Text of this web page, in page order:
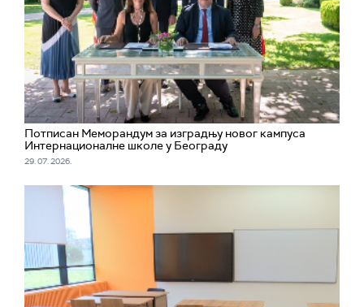
Потписан Меморандум за изградњу новог кампуса
Интернационалне школе у Београду
29. 07. 2026.